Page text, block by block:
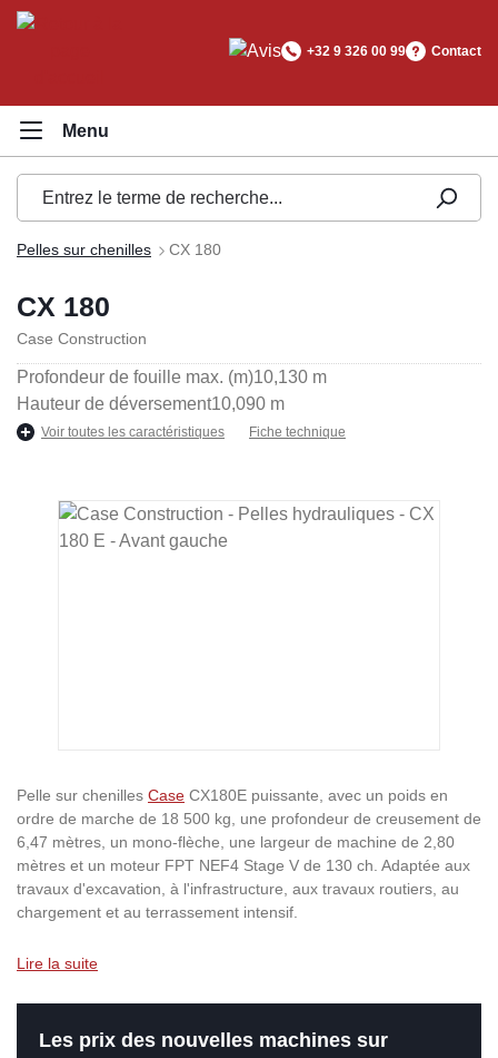
principal
+32 9 326 00 99 Contact
Pelles sur chenilles CX 180
CX 180
Case Construction
Profondeur de fouille max. (m)10,130 m
Hauteur de déversement10,090 m
Voir toutes les caractéristiques Fiche technique
Ignorer la galerie d'images
Pelle sur chenilles Case CX180E puissante, avec un poids en
ordre de marche de 18 500 kg, une profondeur de creusement de
6,47 mètres, un mono-flèche, une largeur de machine de 2,80
mètres et un moteur FPT NEF4 Stage V de 130 ch. Adaptée aux
travaux d'excavation, à l'infrastructure, aux travaux routiers, au
chargement et au terrassement intensif.
Lire la suite
Les prix des nouvelles machines sur